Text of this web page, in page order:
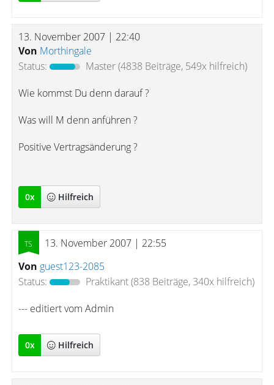
13. November 2007 | 22:40
Von Morthingale
Status:
Master(4838 Beiträge, 549x hilfreich)
Wie kommst Du denn darauf ?
Was will M denn anführen ?
Positive Vertragsänderung ?
0x Hilfreich
13. November 2007 | 22:55
Von guest123-2085
Status:
Praktikant(838 Beiträge, 340x hilfreich)
--- editiert vom Admin
0x Hilfreich